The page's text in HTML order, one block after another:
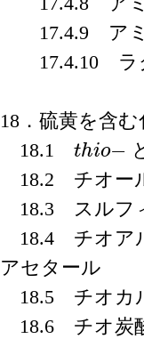
17.4.9 アミ
17.4.10 ラ
18．硫黄を含
18.1 thio−
thio−
18.2 チオー
18.3 スルフ
18.4 チオア
アセタール
18.5 チオカ
18.6 チオ炭